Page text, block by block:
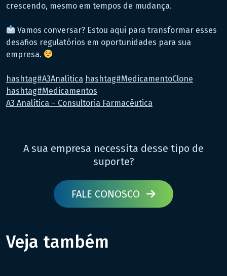
crescendo, mesmo em tempos de mudança.
Vamos conversar? Estou aqui para transformar esses
desafios regulatórios em oportunidades para sua
empresa.
hashtag#A3Analítica hashtag#MedicamentoClone
hashtag#Medicamentos
A3 Analítica – Consultoria Farmacêutica
A sua empresa necessita desse tipo de
suporte?
FALE CONOSCO
Veja também